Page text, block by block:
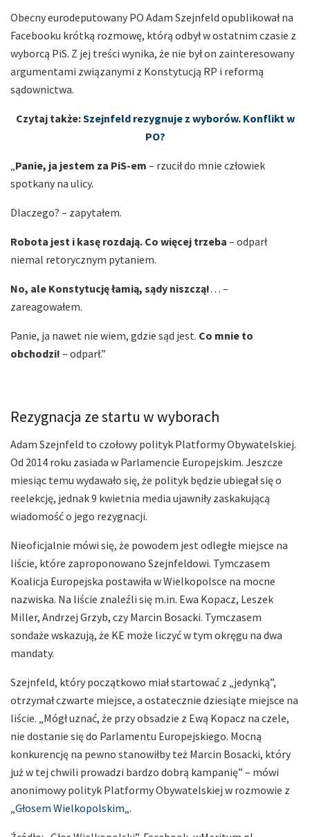
Obecny eurodeputowany PO Adam Szejnfeld opublikował na
Facebooku krótką rozmowę, którą odbył w ostatnim czasie z
wyborcą PiS. Z jej treści wynika, że nie był on zainteresowany
argumentami związanymi z Konstytucją RP i reformą
sądownictwa.
Czytaj także:Szejnfeld rezygnuje z wyborów. Konflikt w
PO?
„Panie, ja jestem za PiS-em – rzucił do mnie człowiek
spotkany na ulicy.
Dlaczego? – zapytałem.
Robota jest i kasę rozdają. Co więcej trzeba – odparł
niemal retorycznym pytaniem.
No, ale Konstytucję łamią, sądy niszczą!… –
zareagowałem.
Panie, ja nawet nie wiem, gdzie sąd jest. Co mnie to
obchodzi! – odparł.”
Rezygnacja ze startu w wyborach
Adam Szejnfeld to czołowy polityk Platformy Obywatelskiej.
Od 2014 roku zasiada w Parlamencie Europejskim. Jeszcze
miesiąc temu wydawało się, że polityk będzie ubiegał się o
reelekcję, jednak 9 kwietnia media ujawniły zaskakującą
wiadomość o jego rezygnacji.
Nieoficjalnie mówi się, że powodem jest odległe miejsce na
liście, które zaproponowano Szejnfeldowi. Tymczasem
Koalicja Europejska postawiła w Wielkopolsce na mocne
nazwiska. Na liście znaleźli się m.in. Ewa Kopacz, Leszek
Miller, Andrzej Grzyb, czy Marcin Bosacki. Tymczasem
sondaże wskazują, że KE może liczyć w tym okręgu na dwa
mandaty.
Szejnfeld, który początkowo miał startować z „jedynką”,
otrzymał czwarte miejsce, a ostatecznie dziesiąte miejsce na
liście. „Mógł uznać, że przy obsadzie z Ewą Kopacz na czele,
nie dostanie się do Parlamentu Europejskiego. Mocną
konkurencję na pewno stanowiłby też Marcin Bosacki, który
już w tej chwili prowadzi bardzo dobrą kampanię” – mówi
anonimowy polityk Platformy Obywatelskiej w rozmowie z
Głosem Wielkopolskim „.